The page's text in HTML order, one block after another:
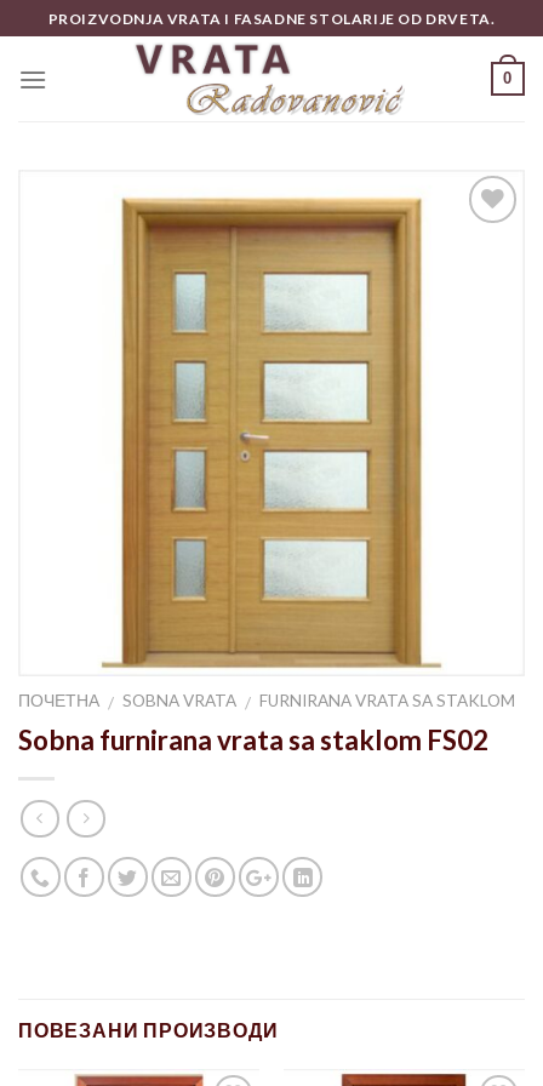
to
content
PROIZVODNJA VRATA I FASADNE STOLARIJE OD DRVETA.
0
ПОЧЕТНА / SOBNA VRATA / FURNIRANA VRATA SA STAKLOM
Sobna furnirana vrata sa staklom FS02
ПОВЕЗАНИ ПРОИЗВОДИ